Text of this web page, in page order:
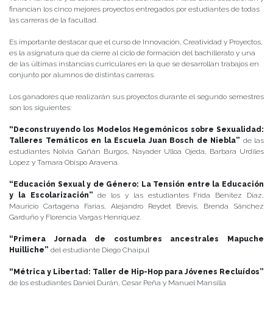
financian los cinco mejores proyectos entregados por estudiantes de todas
las carreras de la facultad.
Es importante destacar que el curso de Innovación, Creatividad y Proyectos,
es la asignatura que da cierre al ciclo de formación del bachillerato y una
de las últimas instancias curriculares en la que se desarrollan trabajos en
conjunto por alumnos de distintas carreras.
Los ganadores que realizarán sus proyectos durante el segundo semestres
son los siguientes:
“Deconstruyendo los Modelos Hegemónicos sobre Sexualidad:
Talleres Temáticos en la Escuela Juan Bosch de Niebla” de las
estudiantes Nolvia Gañán Burgos, Nayader Ulloa Ojeda, Barbara Urdiles
López y Tamara Obispo Aravena.
“Educación Sexual y de Género: La Tensión entre la Educación
y la Escolarización” de los y las estudiantes Frida Benítez Díaz,
Mauricio Cartagena Farias, Alejandro Reydet Brevis, Brenda Sánchez
Garduño y Florencia Vargas Henríquez.
“Primera Jornada de costumbres ancestrales Mapuche
Huilliche” del estudiante Diego Chaipul
“Métrica y Libertad: Taller de Hip-Hop para Jóvenes Recluídos”
de los estudiantes Daniel Durán, Cesar Peña y Manuel Mansilla